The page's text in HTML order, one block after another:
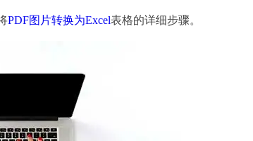
PDF图片转换为Excel表格的详细步骤。